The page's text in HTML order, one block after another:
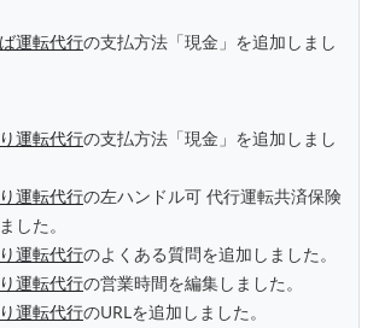
運転代行の支払方法「現金」を追加しまし
運転代行の支払方法「現金」を追加しまし
運転代行の左ハンドル可 代行運転共済保険
した。
運転代行のよくある質問を追加しました。
運転代行の営業時間を編集しました。
運転代行のURLを追加しました。